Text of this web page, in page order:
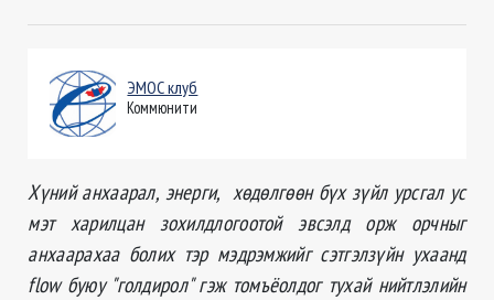
ЭМОС клуб
Коммюнити
Хүний анхаарал, энерги, хөдөлгөөн бүх зүйл урсгал ус
мэт харилцан зохилдлогоотой эвсэлд орж орчныг
анхаарахаа болих тэр мэдрэмжийг сэтгэлзүйн ухаанд
flow буюу "голдирол" гэж томъёолдог тухай нийтлэлийн